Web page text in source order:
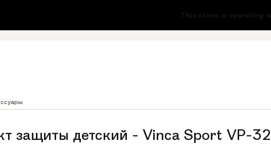
This store is operating
защиты детский - Vinca Sport VP-32